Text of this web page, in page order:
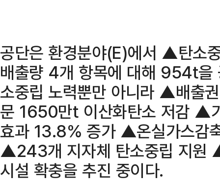
공단은 환경분야(E)에서 ▲탄
배출량 4개 항목에 대해 954t을
소중립 노력뿐만 아니라 ▲배출
문 1650만t 이산화탄소 저감 ▲
효과 13.8% 증가 ▲온실가스감
▲243개 지자체 탄소중립 지원
시설 확충을 추진 중이다.